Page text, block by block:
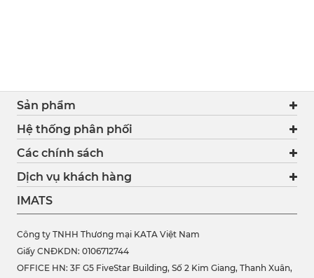
Sản phẩm
Hệ thống phân phối
Các chính sách
Dịch vụ khách hàng
IMATS
Công ty TNHH Thương mại KATA Việt Nam
Giấy CNĐKDN: 0106712744
OFFICE HN: 3F G5 FiveStar Building, Số 2 Kim Giang, Thanh Xuân,